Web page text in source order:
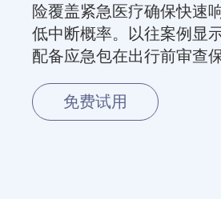
险覆盖紧急医疗确保快速
低中断概率。以往案例显
配备应急包在出行前审查
免费试用